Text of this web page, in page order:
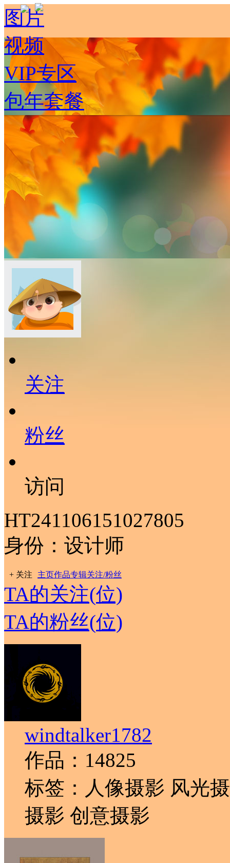
图片
视频
VIP专区
包年套餐
关注
粉丝
访问
HT241106151027805
身份：设计师
+ 关注 主页作品专辑关注/粉丝
TA的关注(位)
TA的粉丝(位)
windtalker1782
作品：14825
标签：人像摄影 风光
摄影 创意摄影